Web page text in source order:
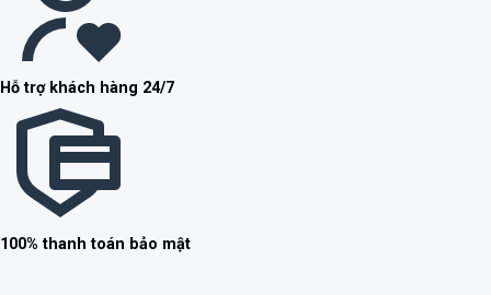
Hỗ trợ khách hàng 24/7
100% thanh toán bảo mật